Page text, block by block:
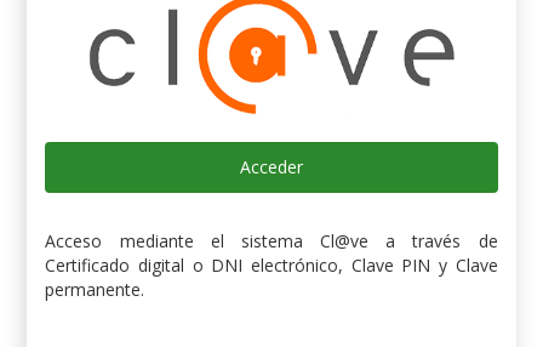
Acceder
Acceso mediante el sistema Cl@ve a través de
Certificado digital o DNI electrónico, Clave PIN y Clave
permanente.